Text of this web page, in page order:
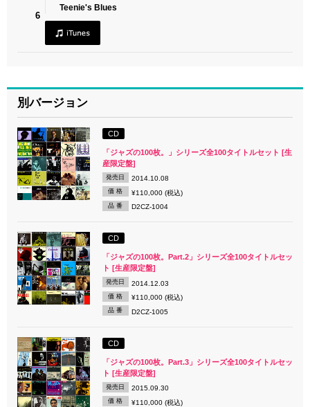
6
Teenie's Blues
別バージョン
CD
「ジャズの100枚。」シリーズ全100タイトルセット [生
産限定盤]
発売日 2014.10.08
価 格 ¥110,000 (税込)
品 番 D2CZ-1004
CD
「ジャズの100枚。Part.2」シリーズ全100タイトルセッ
ト [生産限定盤]
発売日 2014.12.03
価 格 ¥110,000 (税込)
品 番 D2CZ-1005
CD
「ジャズの100枚。Part.3」シリーズ全100タイトルセッ
ト [生産限定盤]
発売日 2015.09.30
価 格 ¥110,000 (税込)